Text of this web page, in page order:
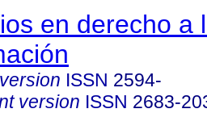
en derecho a
ISSN 2594-
version ISSN 2683-